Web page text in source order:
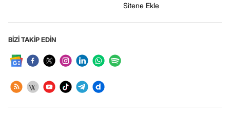
Sitene Ekle
BİZİ TAKİP EDİN